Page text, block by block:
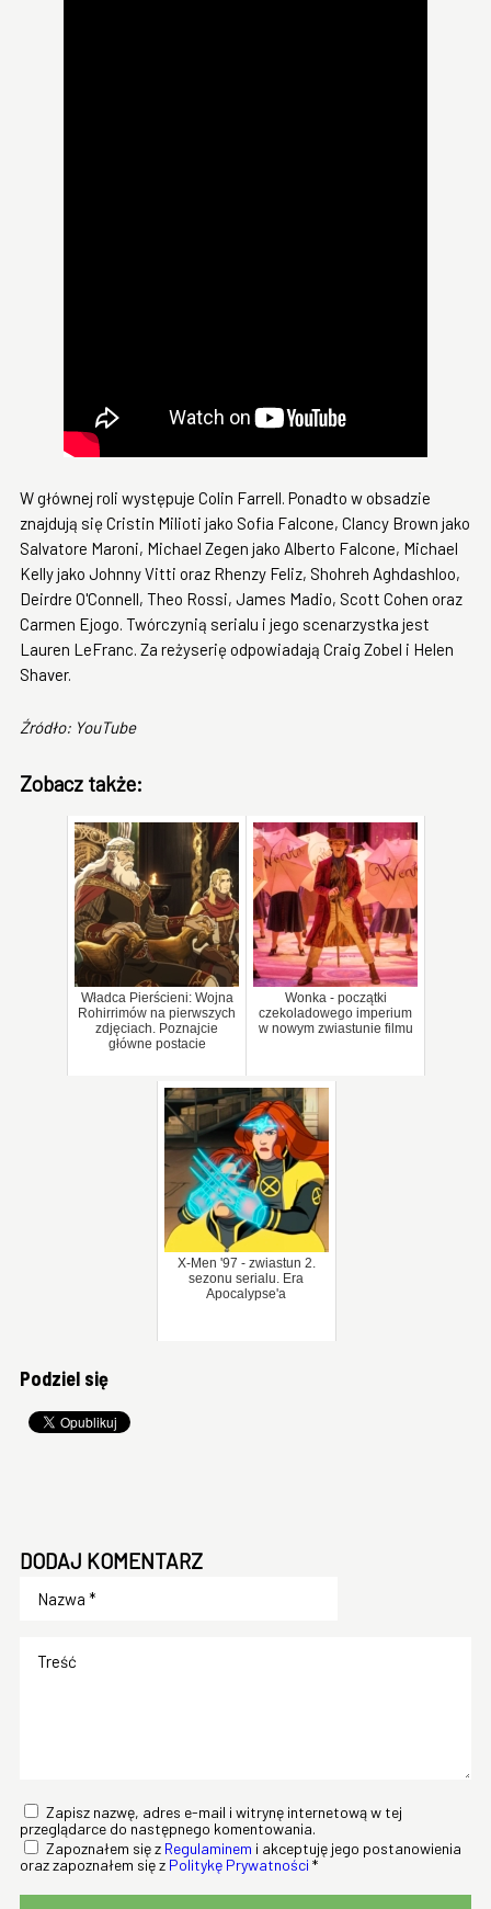
W głównej roli występuje Colin Farrell. Ponadto w obsadzie
znajdują się Cristin Milioti jako Sofia Falcone, Clancy Brown jako
Salvatore Maroni, Michael Zegen jako Alberto Falcone, Michael
Kelly jako Johnny Vitti oraz Rhenzy Feliz, Shohreh Aghdashloo,
Deirdre O'Connell, Theo Rossi, James Madio, Scott Cohen oraz
Carmen Ejogo. Twórczynią serialu i jego scenarzystka jest
Lauren LeFranc. Za reżyserię odpowiadają Craig Zobel i Helen
Shaver.
Źródło: YouTube
Zobacz także:
Władca Pierścieni: Wojna
Rohirrimów na pierwszych
zdjęciach. Poznajcie
główne postacie
Wonka - początki
czekoladowego imperium
w nowym zwiastunie filmu
X-Men '97 - zwiastun 2.
sezonu serialu. Era
Apocalypse'a
Podziel się
DODAJ KOMENTARZ
Zapisz nazwę, adres e-mail i witrynę internetową w tej
przeglądarce do następnego komentowania.
Zapoznałem się z Regulaminem i akceptuję jego postanowienia
oraz zapoznałem się z Politykę Prywatności *